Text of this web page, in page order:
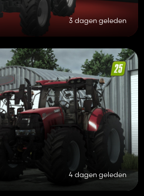
3 dagen geleden
4 dagen geleden